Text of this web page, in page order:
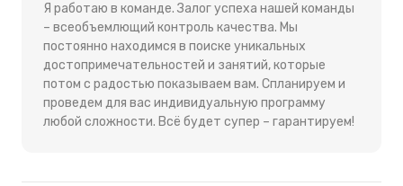
Я работаю в команде. Залог успеха нашей команды
– всеобъемлющий контроль качества. Мы
постоянно находимся в поиске уникальных
достопримечательностей и занятий, которые
потом с радостью показываем вам. Спланируем и
проведем для вас индивидуальную программу
любой сложности. Всё будет супер – гарантируем!